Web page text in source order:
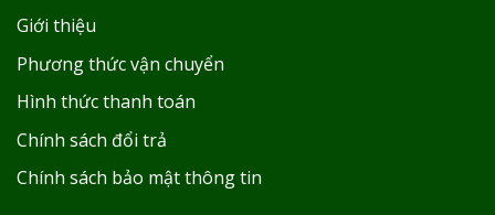
Giới thiệu
Phương thức vận chuyển
Hình thức thanh toán
Chính sách đổi trả
Chính sách bảo mật thông tin